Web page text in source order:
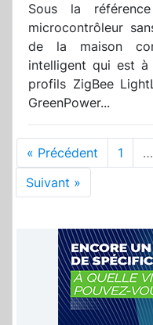
Sous la
microcontrôleur
de la maison
intelligent qui est
profils ZigBee
GreenPower...
« Précédent 1 …
Suivant »